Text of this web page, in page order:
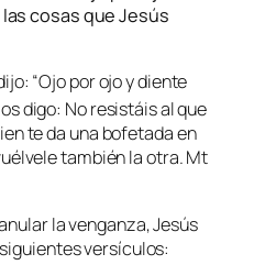
cosas que Jesús
“Ojo por ojo y diente
digo: No resistáis al que
te da una bofetada en
también la otra. Mt
la venganza, Jesús
versículos: